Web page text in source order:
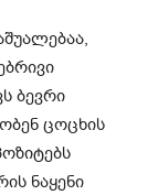
ბევრი
ცოცხის
ნაყენი